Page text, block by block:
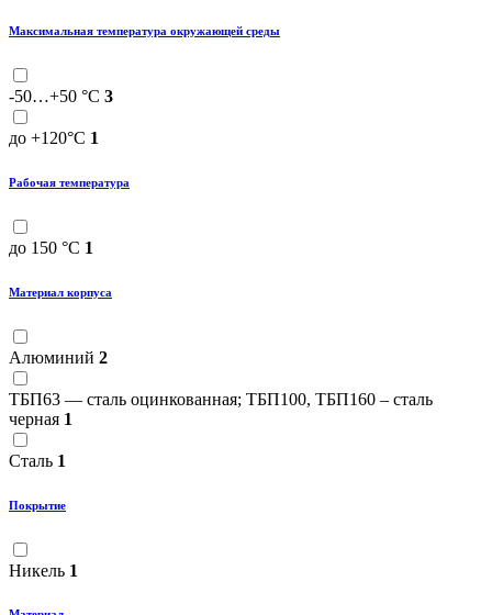
Максимальная температура окружающей среды
-50…+50 °С 3
до +120°С 1
Рабочая температура
до 150 °C 1
Материал корпуса
Алюминий 2
ТБП63 — сталь оцинкованная; ТБП100, ТБП160 – сталь
черная 1
Сталь 1
Покрытие
Никель 1